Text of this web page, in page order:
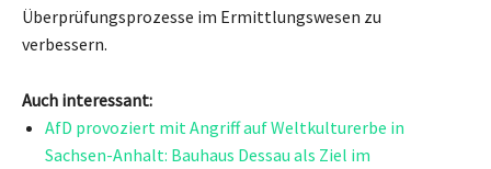
Überprüfungsprozesse im Ermittlungswesen zu
verbessern.
Auch interessant:
AfD provoziert mit Angriff auf Weltkulturerbe in
Sachsen-Anhalt: Bauhaus Dessau als Ziel im